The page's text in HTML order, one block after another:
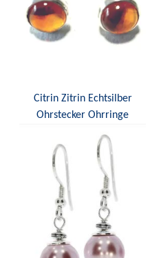
Citrin Zitrin Echtsilber
Ohrstecker Ohrringe